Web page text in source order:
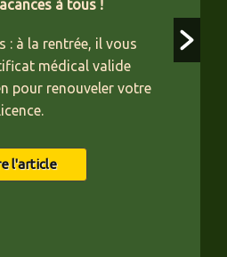
à tous !
: à la rentrée, il vous
médical valide
pour renouveler votre
l'article